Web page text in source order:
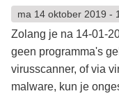
ma 14 oktober 2019 -
Zolang je na 14-01-
geen programma's
virusscanner, of via
malware, kun je